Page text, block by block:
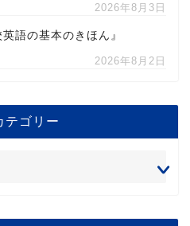
2026年8月3日
語の基本のきほん』
2026年8月2日
テゴリー